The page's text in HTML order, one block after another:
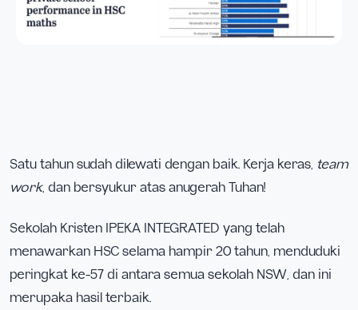
Satu tahun sudah dilewati dengan baik. Kerja keras, team
work, dan bersyukur atas anugerah Tuhan!
Sekolah Kristen IPEKA INTEGRATED yang telah
menawarkan HSC selama hampir 20 tahun, menduduki
peringkat ke-57 di antara semua sekolah NSW, dan ini
merupaka hasil terbaik.